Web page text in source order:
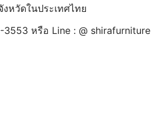
หวัดในประเทศไทย
หรือ Line : @ shirafurniture